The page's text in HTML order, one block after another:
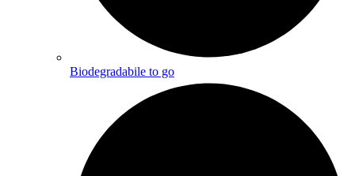
Biodegradabile to go